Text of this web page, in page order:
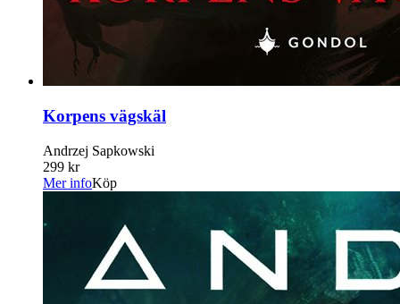
Korpens vägskäl
Andrzej Sapkowski
299 kr
Mer infoKöp